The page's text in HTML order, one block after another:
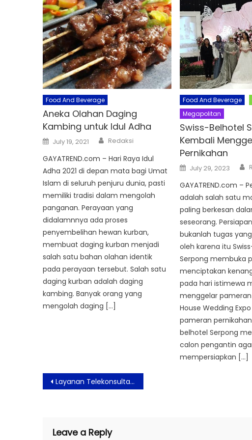
Food And Beverage
Aneka Olahan Daging
Kambing untuk Idul Adha
Posted
on
July 19, 2021 Author
Redaksi
GAYATREND.com – Hari Raya Idul
Adha 2021 di depan mata bagi Umat
Islam di seluruh penjuru dunia, pasti
memiliki tradisi dalam mengolah
panganan. Perayaan yang
didalamnnya ada proses
penyembelihan hewan kurban,
membuat daging kurban menjadi
salah satu bahan olahan identik
pada perayaan tersebut. Salah satu
daging kurban adalah daging
kambing. Banyak orang yang
mengolah daging […]
Food And Beverage
Megapolitan
Swiss-Belhotel
Kembali
Pernikahan
Posted
on
July 29, 2023
GAYATREND.com –
adalah salah satu
paling berkesan
seseorang.
bukanlah tugas
oleh karena itu
Serpong membuka
menciptakan
pada hari istimewa
menggelar
House Wedding
pameran
belhotel Serpong
calon pengantin
mempersiapkan […]
Post
navigation
Layanan Telekonsultasi Daring Berikan Kemudahan Pasien Isoman
Leave a Reply